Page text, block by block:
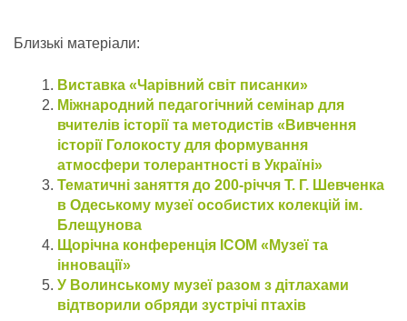
Близькі матеріали:
Виставка «Чарівний світ писанки»
Міжнародний педагогічний семінар для
вчителів історії та методистів «Вивчення
історії Голокосту для формування
атмосфери толерантності в Україні»
Тематичні заняття до 200-річчя Т. Г. Шевченка
в Одеському музеї особистих колекцій ім.
Блещунова
Щорічна конференція ІСОМ «Музеї та
інновації»
У Волинському музеї разом з дітлахами
відтворили обряди зустрічі птахів